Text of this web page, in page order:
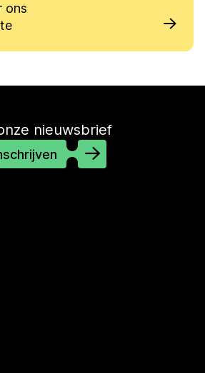
ons
nieuwsbrief